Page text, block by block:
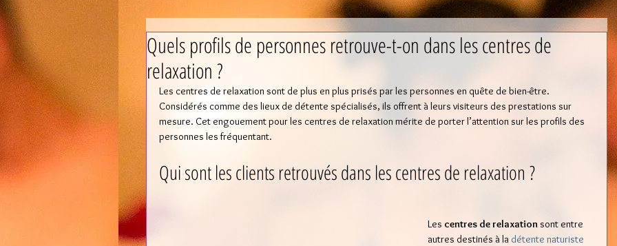
Quels profils de personnes retrouve-t-on dans les centres de
relaxation ?
Les centres de relaxation sont de plus en plus prisés par les personnes en quête de bien-être.
Considérés comme des lieux de détente spécialisés, ils offrent à leurs visiteurs des prestations sur
mesure. Cet engouement pour les centres de relaxation mérite de porter l’attention sur les profils des
personnes les fréquentant.
Qui sont les clients retrouvés dans les centres de relaxation ?
Les centres de relaxation sont entre
autres destinés à la détente naturiste